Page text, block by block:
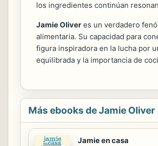
los ingredientes continúan
Jamie Oliver es un verdadero
alimentaria. Su capacidad para
figura inspiradora en la lucha por
equilibrada y la importancia de
Más ebooks de Jamie Oliver
Jamie en casa